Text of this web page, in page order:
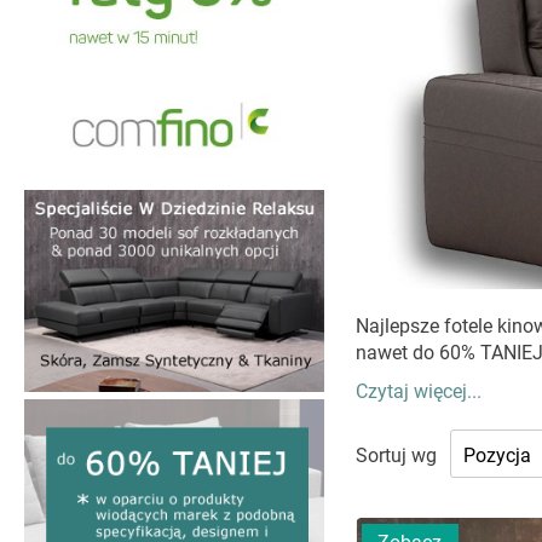
Najlepsze fotele
nawet do 60%
FOTELE
Od dłuższego
bardzo ważny,
Czytaj więcej...
Sortuj wg